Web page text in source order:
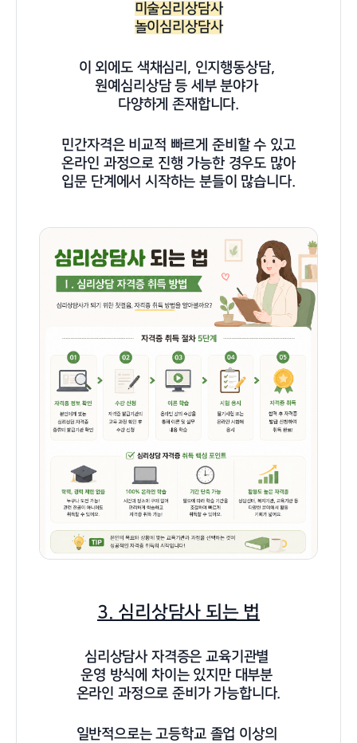
미술심리상담사
놀이심리상담사
이 외에도 색채심리, 인지행동상담,
원예심리상담 등 세부 분야가
다양하게 존재합니다.
민간자격은 비교적 빠르게 준비할 수 있고
온라인 과정으로 진행 가능한 경우도 많아
입문 단계에서 시작하는 분들이 많습니다.
3. 심리상담사 되는 법
심리상담사 자격증은 교육기관별
운영 방식에 차이는 있지만 대부분
온라인 과정으로 준비가 가능합니다.
일반적으로는 고등학교 졸업 이상의